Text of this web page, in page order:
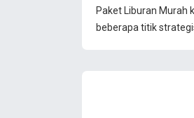
Paket Liburan Murah
beberapa titik